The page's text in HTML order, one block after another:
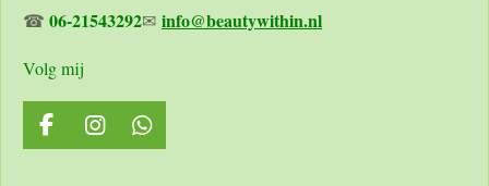
☎ 06-21543292✉ info@beautywithin.nl
Volg mij
F
a
I
n
W
h